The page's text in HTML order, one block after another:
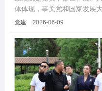
体体现，事关党和国家发展
关中国式现代化建设进程。
党建 2026-06-09